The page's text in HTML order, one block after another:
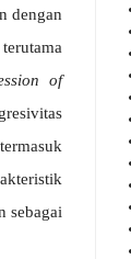
dengan
of
sebagai